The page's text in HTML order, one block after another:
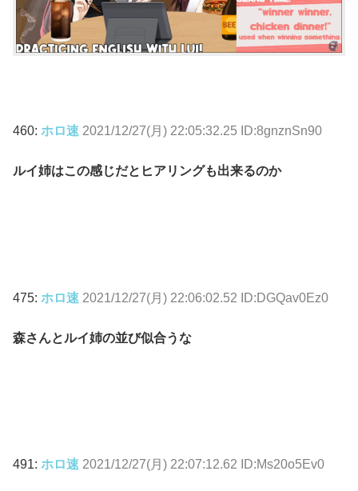
460: ホロ速 2021/12/27(月) 22:05:32.25 ID:8gnznSn90
ルイ姉はこの感じだとヒアリングも出来るのか
475: ホロ速 2021/12/27(月) 22:06:02.52 ID:DGQav0Ez0
森さんとルイ姉の並び似合うな
491: ホロ速 2021/12/27(月) 22:07:12.62 ID:Ms20o5Ev0